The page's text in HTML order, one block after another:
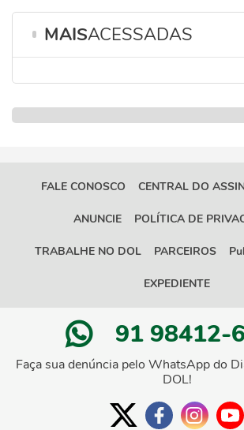
MAISACESSADAS
FALE CONOSCO CENTRAL DO
ANUNCIE POLÍTICA DE
TRABALHE NO DOL PARCEIROS
EXPEDIENTE
91 98412-
Faça sua denúncia pelo WhatsApp do
DOL!